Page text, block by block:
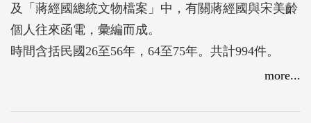
及「蔣經國總統文物檔案」中，有關蔣經國與宋美齡
個人往來函電，彙編而成。
時間含括民國26至56年，64至75年。共計994件。
前一時段的內容除了報喜、報平安、報毛夫人被難及
轉前後有關蔣中正的引退、安危報告，及遷臺後的健
more...